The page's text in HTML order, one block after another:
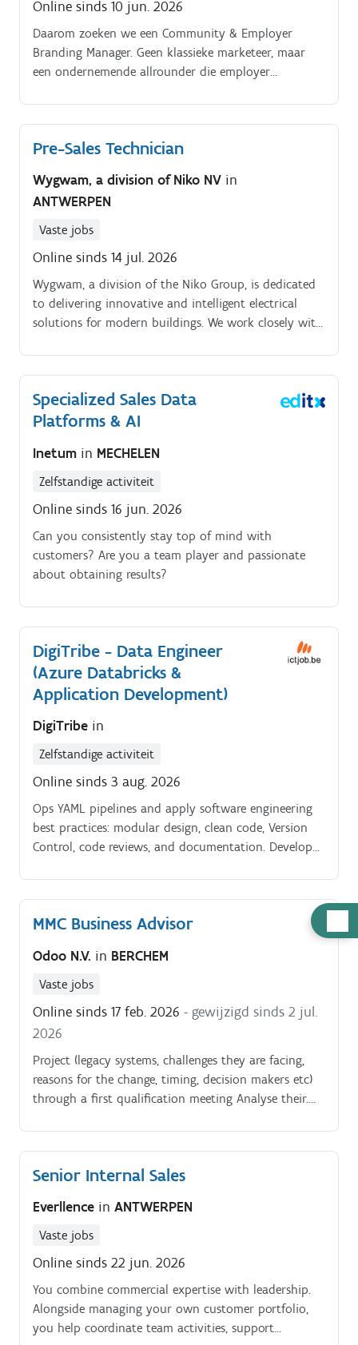
Online sinds 10 jun. 2026
Daarom zoeken we een Community & Employer
Branding Manager. Geen klassieke marketeer, maar
een ondernemende allrounder die employer
combineert.
Pre-Sales Technician
Wygwam, a division of Niko NV in
ANTWERPEN
Vaste jobs
Online sinds 14 jul. 2026
Wygwam, a division of the Niko Group, is dedicated
to delivering innovative and intelligent electrical
solutions for modern buildings. We work closely with
and functional environments.
Specialized Sales Data
Platforms & AI
Inetum in MECHELEN
Zelfstandige activiteit
Online sinds 16 jun. 2026
Can you consistently stay top of mind with
customers? Are you a team player and passionate
about obtaining results?
DigiTribe - Data Engineer
(Azure Databricks &
Application Development)
DigiTribe in
Zelfstandige activiteit
Online sinds 3 aug. 2026
Ops YAML pipelines and apply software engineering
best practices: modular design, clean code, Version
Control, code reviews, and documentation. Develop
experienced engineers through coaching and
knowledge sharing.
MMC Business Advisor
Odoo N.V. in BERCHEM
Vaste jobs
Online sinds 17 feb. 2026 - gewijzigd sinds 2 jul.
2026
Project (legacy systems, challenges they are facing,
reasons for the change, timing, decision makers etc)
through a first qualification meeting Analyse their.
Senior Internal Sales
Everllence in ANTWERPEN
Vaste jobs
Online sinds 22 jun. 2026
You combine commercial expertise with leadership.
Alongside managing your own customer portfolio,
you help coordinate team activities, support